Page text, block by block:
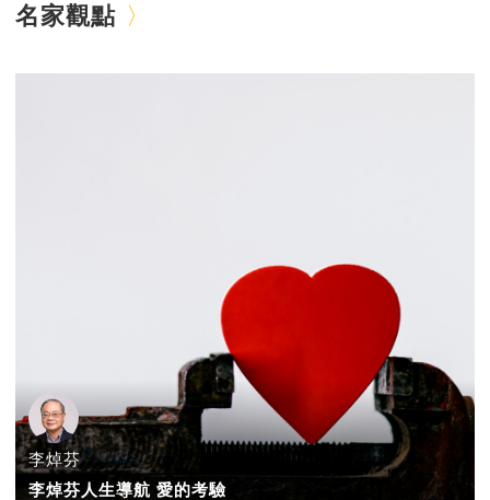
名家觀點
李焯芬
李焯芬人生導航 愛的考驗